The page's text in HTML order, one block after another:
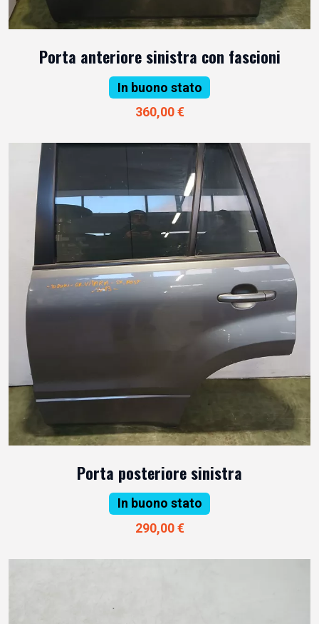
Porta anteriore sinistra con fascioni
In buono stato
360,00 €
Porta posteriore sinistra
In buono stato
290,00 €